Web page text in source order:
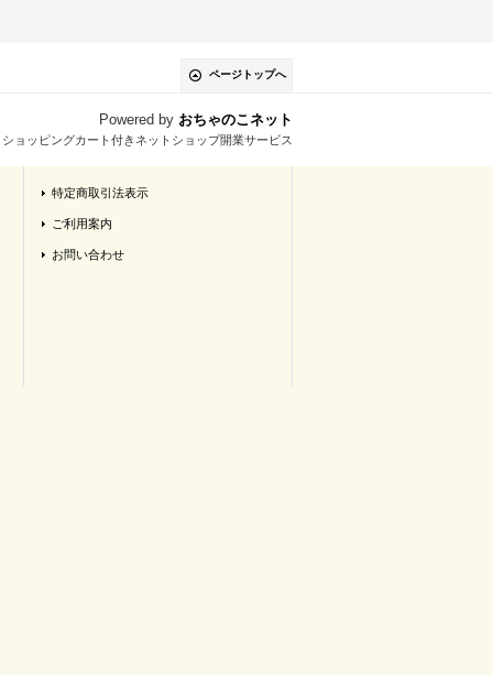
ページトップへ
Powered by おちゃのこネット
ョッピングカート付きネットショップ開業サービス
特定商取引法表示
ご利用案内
お問い合わせ